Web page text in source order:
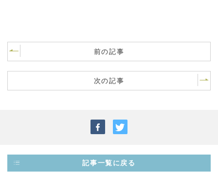
前の記事
次の記事
記事一覧に戻る